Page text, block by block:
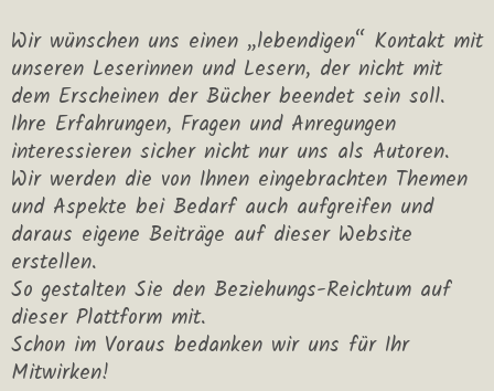
Wir wünschen uns einen „lebendigen“ Kontakt mit
unseren Leserinnen und Lesern, der nicht mit
dem Erscheinen der Bücher beendet sein soll.
Ihre Erfahrungen, Fragen und Anregungen
interessieren sicher nicht nur uns als Autoren.
Wir werden die von Ihnen eingebrachten Themen
und Aspekte bei Bedarf auch aufgreifen und
daraus eigene Beiträge auf dieser Website
erstellen.
So gestalten Sie den Beziehungs-Reichtum auf
dieser Plattform mit.
Schon im Voraus bedanken wir uns für Ihr
Mitwirken!